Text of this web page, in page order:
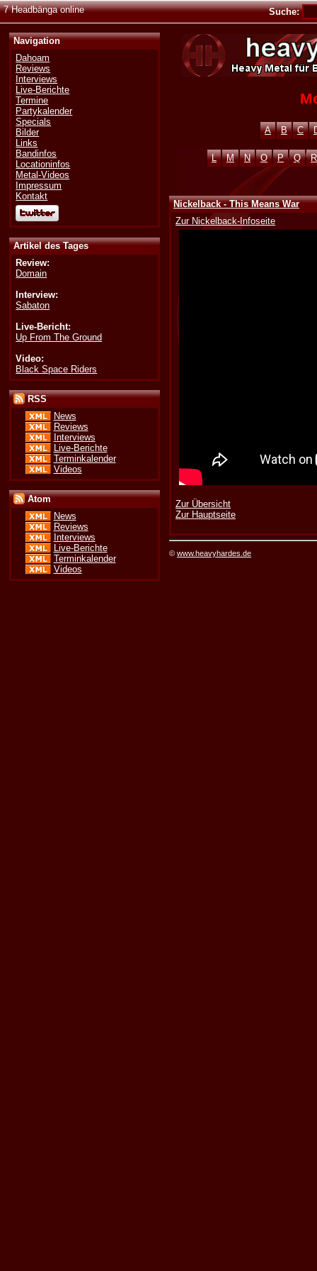
7 Headbänga online Suche:
Navigation
Dahoam
Reviews
Interviews
Live-Berichte
Termine
Partykalender
Specials
Bilder
Links
Bandinfos
Locationinfos
Metal-Videos
Impressum
Kontakt
Artikel des Tages
Review:
Domain
Interview:
Sabaton
Live-Bericht:
Up From The Ground
Video:
Black Space Riders
RSS
News
Reviews
Interviews
Live-Berichte
Terminkalender
Videos
Atom
News
Reviews
Interviews
Live-Berichte
Terminkalender
Videos
A B C
L M N O P Q R
Nickelback - This Means War
Zur Nickelback-Infoseite
Zur Übersicht
Zur Hauptseite
©www.heavyhardes.de